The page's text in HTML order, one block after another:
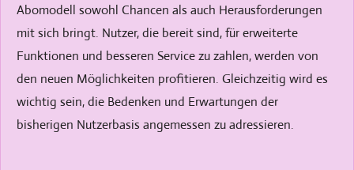
Abomodell sowohl Chancen als auch Herausforderungen
mit sich bringt. Nutzer, die bereit sind, für erweiterte
Funktionen und besseren Service zu zahlen, werden von
den neuen Möglichkeiten profitieren. Gleichzeitig wird es
wichtig sein, die Bedenken und Erwartungen der
bisherigen Nutzerbasis angemessen zu adressieren.